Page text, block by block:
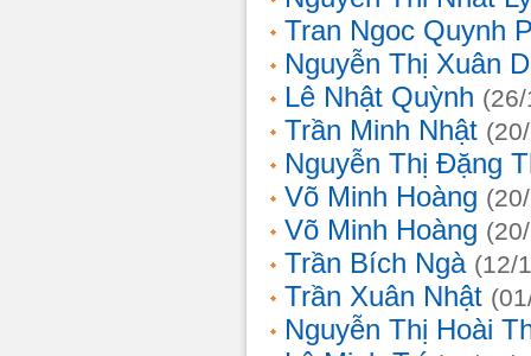
Tran Ngoc Quynh
Nguyễn Thị Xuân
Lê Nhật Quỳnh
Trần Minh Nhật
Nguyễn Thị Đặng
Võ Minh Hoàng
Võ Minh Hoàng
Trần Bích Ngà (12/
Trần Xuân Nhật
Nguyễn Thị Hoài